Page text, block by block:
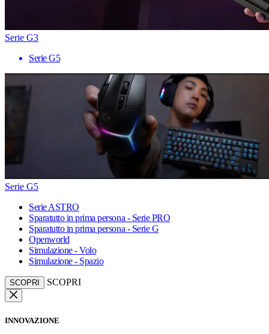
Serie G3
Serie G5
Serie G5
Serie ASTRO
Sparatutto in prima persona - Serie PRO
Sparatutto in prima persona - Serie G
Openworld
Simulazione - Volo
Simulazione - Spazio
SCOPRI SCOPRI
INNOVAZIONE